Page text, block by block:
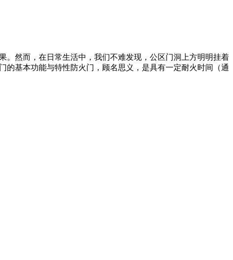
。然而，在日常生活中，我们不难发现，公区门洞上方明明挂着
基本功能与特性防火门，顾名思义，是具有一定耐火时间（通